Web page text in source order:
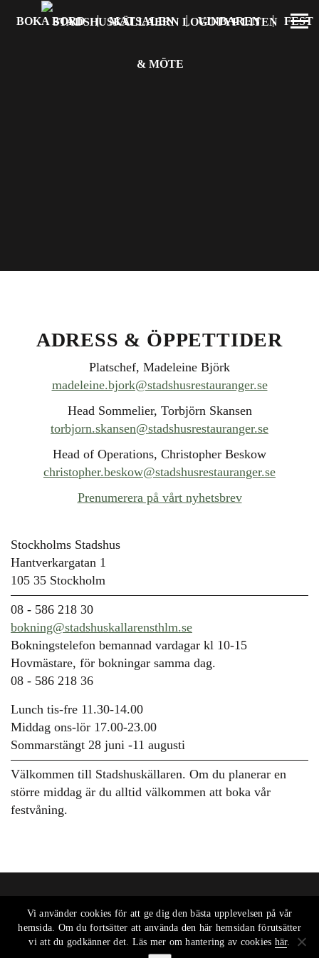
BOKA BORD MATSALEN VINBAREN FEST
& MÖTE
ADRESS & ÖPPETTIDER
Platschef, Madeleine Björk
madeleine.bjork@stadshusrestauranger.se
Head Sommelier, Torbjörn Skansen
torbjorn.skansen@stadshusrestauranger.se
Head of Operations, Christopher Beskow
christopher.beskow@stadshusrestauranger.se
Prenumerera på vårt nyhetsbrev
Stockholms Stadshus
Hantverkargatan 1
105 35 Stockholm
08 - 586 218 30
bokning@stadshuskallarensthlm.se
Bokningstelefon bemannad vardagar kl 10-15
Hovmästare, för bokningar samma dag.
08 - 586 218 36
Lunch tis-fre 11.30-14.00
Middag ons-lör 17.00-23.00
Sommarstängt 28 juni -11 augusti
Välkommen till Stadshuskällaren. Om du planerar en
större middag är du alltid välkommen att boka vår
festvåning.
Vi använder cookies för att ge dig den bästa upplevelsen på vår
hemsida. Om du fortsätter att använda den här hemsidan förutsätter
vi att du godkänner det. Läs mer om hantering av cookies här.